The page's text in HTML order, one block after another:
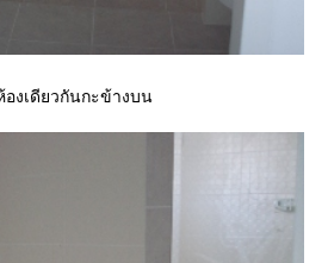
งเดียวกันกะข้างบน